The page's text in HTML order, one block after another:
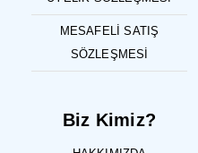
MESAFELI SATIŞ
SÖZLEŞMESI
Biz Kimiz?